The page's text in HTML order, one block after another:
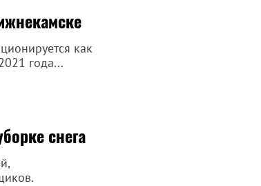
как
года...
снега